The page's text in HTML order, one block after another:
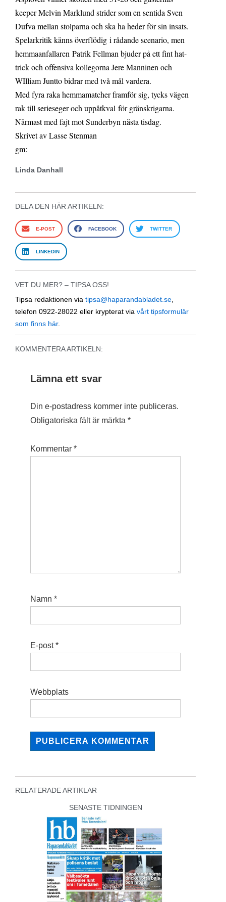
keeper Melvin Marklund strider som en sentida Sven
Dufva mellan stolparna och ska ha heder för sin insats.
Spelarkritik känns överflödig i rådande scenario, men
hemmaanfallaren Patrik Fellman bjuder på ett fint hat-
trick och offensiva kollegorna Jere Manninen och
WIlliam Juntto bidrar med två mål vardera.
Med fyra raka hemmamatcher framför sig, tycks vägen
rak till serieseger och uppåtkval för gränskrigarna.
Närmast med fajt mot Sunderbyn nästa tisdag.
Skrivet av Lasse Stenman
gm:
Linda Danhall
DELA DEN HÄR ARTIKELN:
E-POST FACEBOOK TWITTER
LINKEDIN
VET DU MER? – TIPSA OSS!
Tipsa redaktionen via tipsa@haparandabladet.se
telefon 0922-28022 eller krypterat via vårt tipsformulär
som finns här.
KOMMENTERA ARTIKELN:
Lämna ett svar
Din e-postadress kommer inte publiceras.
Obligatoriska fält är märkta *
Kommentar *
Namn *
E-post *
Webbplats
RELATERADE ARTIKLAR
SENASTE TIDNINGEN